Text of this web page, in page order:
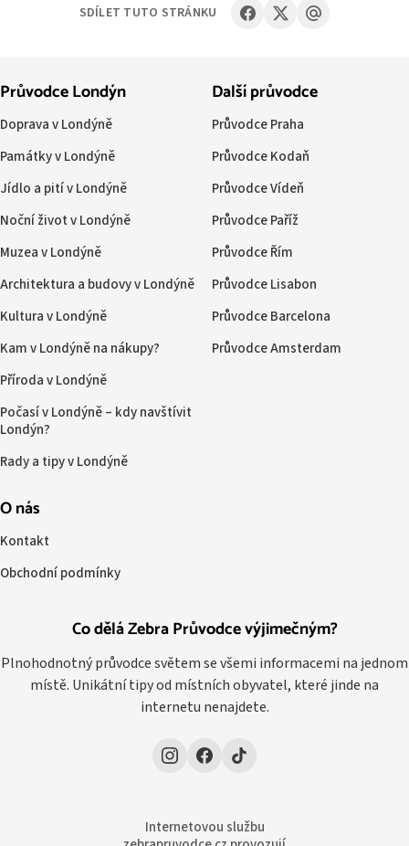
SDÍLET TUTO STRÁNKU
Co dělá Zebra Průvodce výjimečným?
Plnohodnotný průvodce světem se všemi informacemi na jednom
místě. Unikátní tipy od místních obyvatel, které jinde na
internetu nenajdete.
Průvodce Londýn
Doprava v Londýně
Památky v Londýně
Jídlo a pití v Londýně
Noční život v Londýně
Muzea v Londýně
Architektura a budovy v Londýně
Kultura v Londýně
Kam v Londýně na nákupy?
Příroda v Londýně
Počasí v Londýně – kdy navštívit
Londýn?
Rady a tipy v Londýně
Další průvodce
Průvodce Praha
Průvodce Kodaň
Průvodce Vídeň
Průvodce Paříž
Průvodce Řím
Průvodce Lisabon
Průvodce Barcelona
Průvodce Amsterdam
O nás
Kontakt
Obchodní podmínky
Internetovou službu